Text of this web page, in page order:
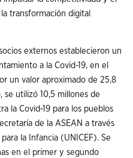
transformación digital
externos establecieron un
a la Covid-19, en el
un valor aproximado de 25,8
se utilizó 10,5 millones de
la Covid-19 para los pueblos
de la ASEAN a través
la Infancia (UNICEF). Se
en el primer y segundo